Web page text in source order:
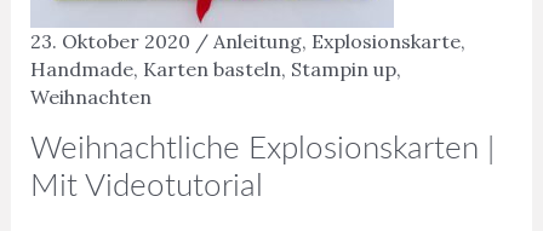
23. Oktober 2020 / Anleitung, Explosionskarte,
Handmade, Karten basteln, Stampin up,
Weihnachten
Weihnachtliche Explosionskarten |
Mit Videotutorial